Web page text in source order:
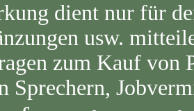
dient nur für
usw.
zum Kauf von
Sprechern,